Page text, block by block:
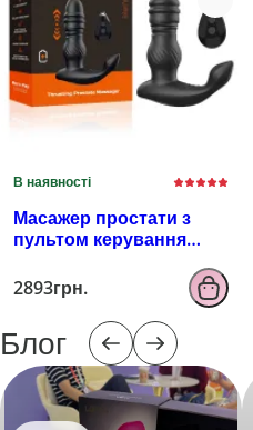
В наявності
Масажер простати з
пультом керування
B4
2893грн.
Блог